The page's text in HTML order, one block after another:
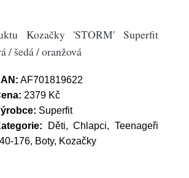
Kozačky 'STORM' Superfit
/ šedá / oranžová
AF701819622
2379 Kč
Superfit
Děti, Chlapci, Teenageři
176, Boty, Kozačky